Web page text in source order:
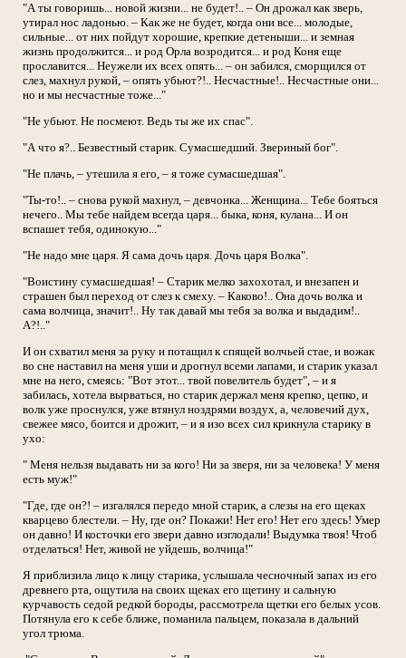
"А ты говоришь... новой жизни... не будет!.. – Он дрожал как зверь,
утирал нос ладонью. – Как же не будет, когда они все... молодые,
сильные... от них пойдут хорошие, крепкие детеныши... и земная
жизнь продолжится... и род Орла возродится... и род Коня еще
прославится... Неужели их всех опять... – он забился, сморщился от
слез, махнул рукой, – опять убьют?!.. Несчастные!.. Несчастные они...
но и мы несчастные тоже..."
"Не убьют. Не посмеют. Ведь ты же их спас".
"А что я?.. Безвестный старик. Сумасшедший. Звериный бог".
"Не плачь, – утешила я его, – я тоже сумасшедшая".
"Ты-то!.. – снова рукой махнул, – девчонка... Женщина... Тебе бояться
нечего.. Мы тебе найдем всегда царя... быка, коня, кулана... И он
вспашет тебя, одинокую..."
"Не надо мне царя. Я сама дочь царя. Дочь царя Волка".
"Воистину сумасшедшая! – Старик мелко захохотал, и внезапен и
страшен был переход от слез к смеху. – Каково!.. Она дочь волка и
сама волчица, значит!.. Ну так давай мы тебя за волка и выдадим!..
А?!.."
И он схватил меня за руку и потащил к спящей волчьей стае, и вожак
во сне наставил на меня уши и дрогнул всеми лапами, и старик указал
мне на него, смеясь: "Вот этот... твой повелитель будет", – и я
забилась, хотела вырваться, но старик держал меня крепко, цепко, и
волк уже проснулся, уже втянул ноздрями воздух, а, человечий дух,
свежее мясо, боится и дрожит, – и я изо всех сил крикнула старику в
ухо:
" Меня нельзя выдавать ни за кого! Ни за зверя, ни за человека! У меня
есть муж!"
"Где, где он?! – изгалялся передо мной старик, а слезы на его щеках
кварцево блестели. – Ну, где он? Покажи! Нет его! Нет его здесь! Умер
он давно! И косточки его звери давно изглодали! Выдумка твоя! Чтоб
отделаться! Нет, живой не уйдешь, волчица!"
Я приблизила лицо к лицу старика, услышала чесночный запах из его
древнего рта, ощутила на своих щеках его щетину и сальную
курчавость седой редкой бороды, рассмотрела щетки его белых усов.
Потянула его к себе ближе, поманила пальцем, показала в дальний
угол трюма.